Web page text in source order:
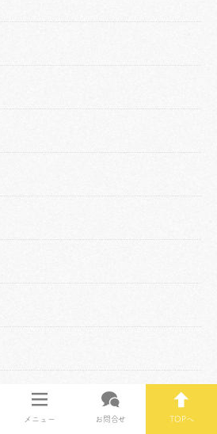
メニュー お問合せ TOPへ